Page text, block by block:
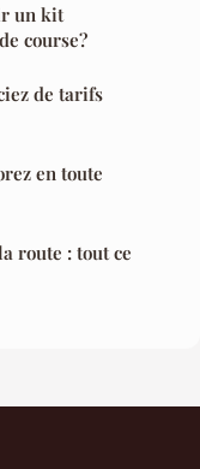
un kit
course?
de tarifs
en toute
route : tout ce